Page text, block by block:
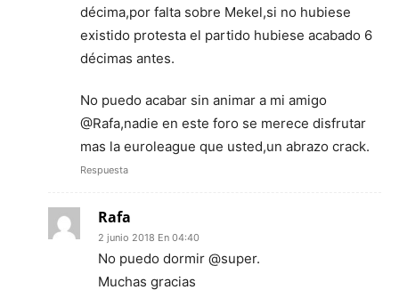
décima,por falta sobre Mekel,si no hubiese
existido protesta el partido hubiese acabado 6
décimas antes.
No puedo acabar sin animar a mi amigo
@Rafa,nadie en este foro se merece disfrutar
mas la euroleague que usted,un abrazo crack.
Respuesta
Rafa
2 junio 2018 En 04:40
No puedo dormir @super.
Muchas gracias